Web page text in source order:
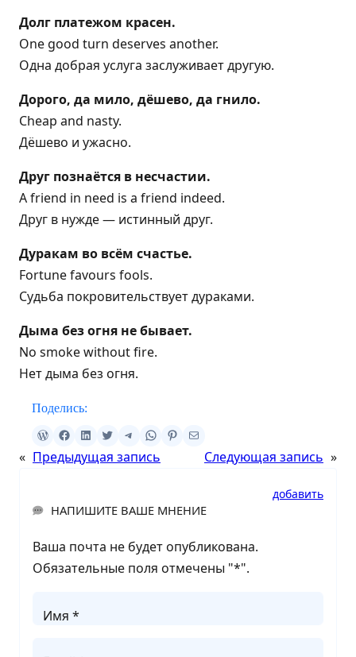
Долг платежом красен.
One good turn deserves another.
Одна добрая услуга заслуживает другую.
Дорого, да мило, дёшево, да гнило.
Cheap and nasty.
Дёшево и ужасно.
Друг познаётся в несчастии.
A friend in need is a friend indeed.
Друг в нужде — истинный друг.
Дуракам во всём счастье.
Fortune favours fools.
Судьба покровительствует дураками.
Дыма без огня не бывает.
No smoke without fire.
Нет дыма без огня.
Поделись:
« Предыдущая запись Следующая запись »
добавить
НАПИШИТЕ ВАШЕ МНЕНИЕ
Ваша почта не будет опубликована.
Обязательные поля отмечены "*".
Имя *